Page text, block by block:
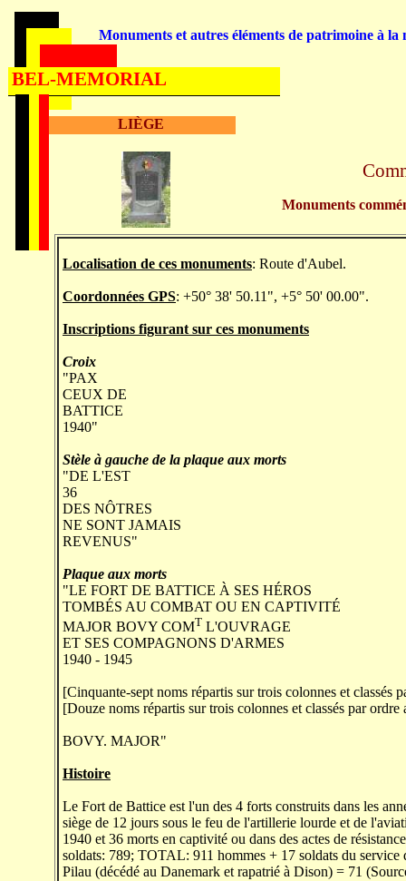
LIÈGE
Monuments
Localisation de ces monuments: Route d'Aubel.
Coordonnées GPS: +50° 38' 50.11", +5° 50' 00.00".
Inscriptions figurant sur ces monuments
Croix
"PAX
CEUX DE
BATTICE
1940"
Stèle à gauche de la plaque aux morts
"DE L'EST
36
DES NÔTRES
NE SONT JAMAIS
REVENUS"
Plaque aux morts
"LE FORT DE BATTICE À SES HÉROS
TOMBÉS AU COMBAT OU EN CAPTIVITÉ
MAJOR BOVY COMT L'OUVRAGE
ET SES COMPAGNONS D'ARMES
1940 - 1945
[Cinquante-sept noms répartis sur trois colonnes et classés
[Douze noms répartis sur trois colonnes et classés par ordre
BOVY. MAJOR"
Histoire
Le Fort de Battice est l'un des 4 forts construits dans les
siège de 12 jours sous le feu de l'artillerie lourde et de
1940 et 36 morts en captivité ou dans des actes de
soldats: 789; TOTAL: 911 hommes + 17 soldats du service
Pilau (décédé au Danemark et rapatrié à Dison) = 71
Monuments et autres éléments de patrimoine à la
BEL-MEMORIAL